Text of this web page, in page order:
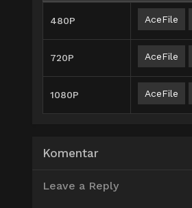
480P AceFile
720P AceFile
1080P AceFile
Komentar
Leave a Reply